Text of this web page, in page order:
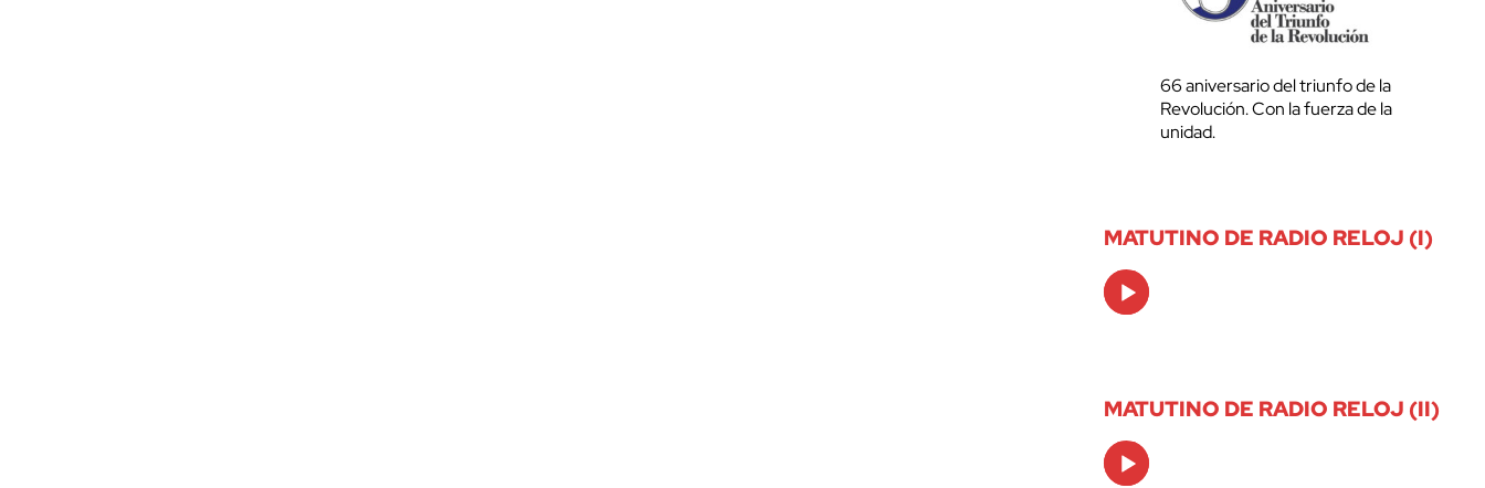
66 aniversario del triunfo de la
Revolución. Con la fuerza de la
unidad.
MATUTINO DE RADIO RELOJ (I)
Audio
Player
MATUTINO DE RADIO RELOJ (II)
Audio
Player